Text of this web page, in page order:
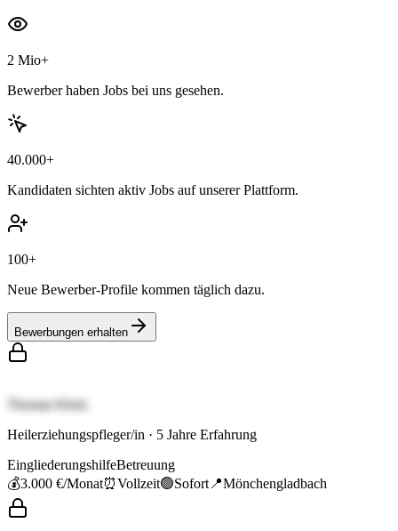
2 Mio+
Bewerber haben Jobs bei uns gesehen.
40.000+
Kandidaten sichten aktiv Jobs auf unserer Plattform.
100+
Neue Bewerber-Profile kommen täglich dazu.
Bewerbungen erhalten
Thomas Klein
Heilerziehungspfleger/in · 5 Jahre Erfahrung
EingliederungshilfeBetreuung
💰3.000 €/Monat⏰Vollzeit🟢Sofort 📍Mönchengladbach